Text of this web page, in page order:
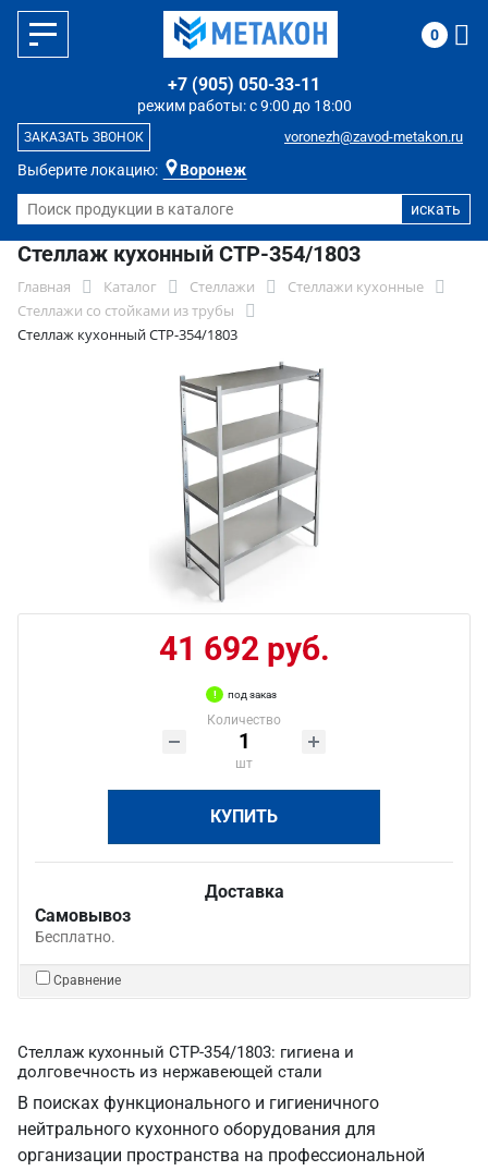
Выберите локацию: Воронеж
режим работы: с 9:00 до 18:00
+7 (905) 050-33-11
voronezh@zavod-metakon.ru
ЗАКАЗАТЬ ЗВОНОК
0
Стеллаж кухонный СТР-354/1803
Главная Каталог Стеллажи
Стеллажи кухонные
Стеллажи со стойками из трубы
Стеллаж кухонный СТР-354/1803
41 692 руб.
под заказ
Количество
шт
КУПИТЬ
Доставка
Самовывоз
Бесплатно.
Сравнение
Стеллаж кухонный СТР-354/1803: гигиена и
долговечность из нержавеющей стали
В поисках функционального и гигиеничного
нейтрального кухонного оборудования для
организации пространства на профессиональной